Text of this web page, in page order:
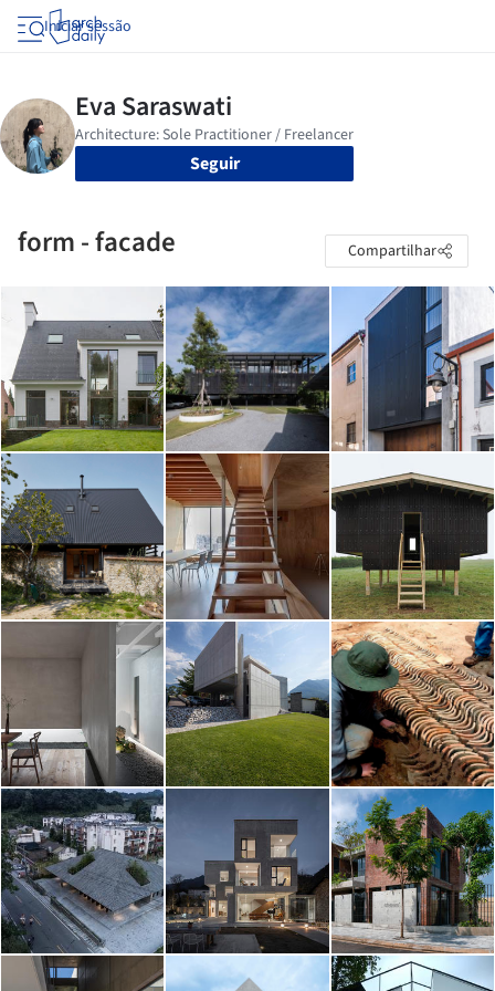
Iniciar sessão
Seguir
form - facade Compartilhar